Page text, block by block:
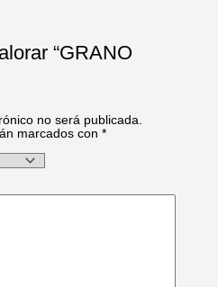
“GRANO
no será publicada.
marcados con *